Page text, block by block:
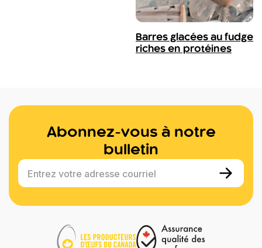
Barres glacées au fudge
riches en protéines
Abonnez-vous à notre
bulletin
Entrez votre adresse courriel